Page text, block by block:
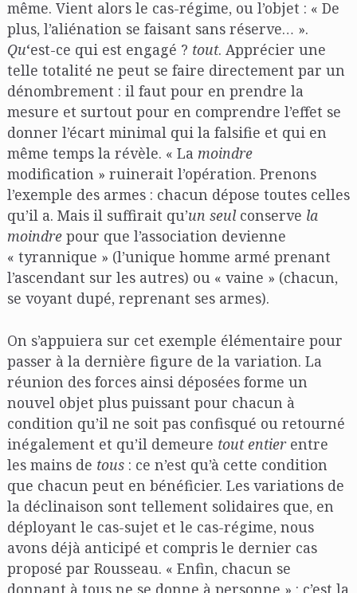
même. Vient alors le cas-régime, ou l’objet : « De
plus, l’aliénation se faisant sans réserve… ».
Qu‘est-ce qui est engagé ? tout. Apprécier une
telle totalité ne peut se faire directement par un
dénombrement : il faut pour en prendre la
mesure et surtout pour en comprendre l’effet se
donner l’écart minimal qui la falsifie et qui en
même temps la révèle. « La moindre
modification » ruinerait l’opération. Prenons
l’exemple des armes : chacun dépose toutes celles
qu’il a. Mais il suffirait qu’un seulconserve la
moindrepour que l’association devienne
« tyrannique » (l’unique homme armé prenant
l’ascendant sur les autres) ou « vaine » (chacun,
se voyant dupé, reprenant ses armes).
On s’appuiera sur cet exemple élémentaire pour
passer à la dernière figure de la variation. La
réunion des forces ainsi déposées forme un
nouvel objet plus puissant pour chacun à
condition qu’il ne soit pas confisqué ou retourné
inégalement et qu’il demeure tout entierentre
les mains de tous : ce n’est qu’à cette condition
que chacun peut en bénéficier. Les variations de
la déclinaison sont tellement solidaires que, en
déployant le cas-sujet et le cas-régime, nous
avons déjà anticipé et compris le dernier cas
proposé par Rousseau. « Enfin, chacun se
donnant à tous ne se donne à personne » : c’est la